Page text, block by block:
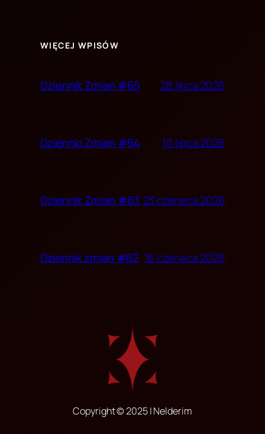
WIĘCEJ WPISÓW
Dziennik Zmian #65 28 lipca 2026
Dziennki Zmian #64 10 lipca 2026
Dziennik Zmian #63 23 czerwca 2026
Dzeinnik zmian #62 16 czerwca 2026
Copyright © 2025 | Nelderim